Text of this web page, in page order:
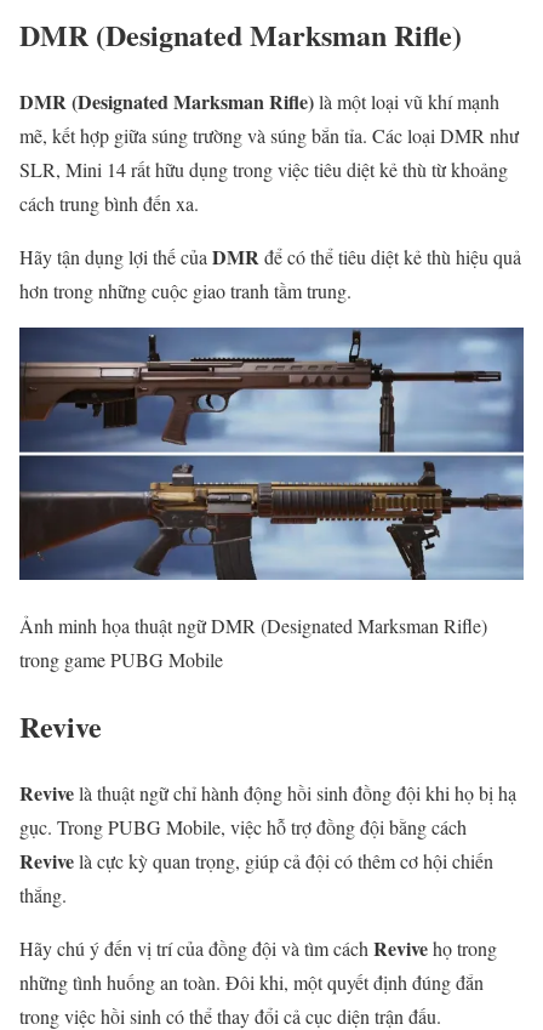
DMR (Designated Marksman Rifle)
DMR (Designated Marksman Rifle)là một loại vũ khí mạnh
mẽ, kết hợp giữa súng trường và súng bắn tỉa. Các loại DMR như
SLR, Mini 14 rất hữu dụng trong việc tiêu diệt kẻ thù từ khoảng
cách trung bình đến xa.
Hãy tận dụng lợi thế của DMRđể có thể tiêu diệt kẻ thù hiệu quả
hơn trong những cuộc giao tranh tầm trung.
Ảnh minh họa thuật ngữ DMR (Designated Marksman Rifle)
trong game PUBG Mobile
Revive
Revivelà thuật ngữ chỉ hành động hồi sinh đồng đội khi họ bị hạ
gục. Trong PUBG Mobile, việc hỗ trợ đồng đội bằng cách
Revivelà cực kỳ quan trọng, giúp cả đội có thêm cơ hội chiến
thắng.
Hãy chú ý đến vị trí của đồng đội và tìm cách Revivehọ trong
những tình huống an toàn. Đôi khi, một quyết định đúng đắn
trong việc hồi sinh có thể thay đổi cả cục diện trận đấu.